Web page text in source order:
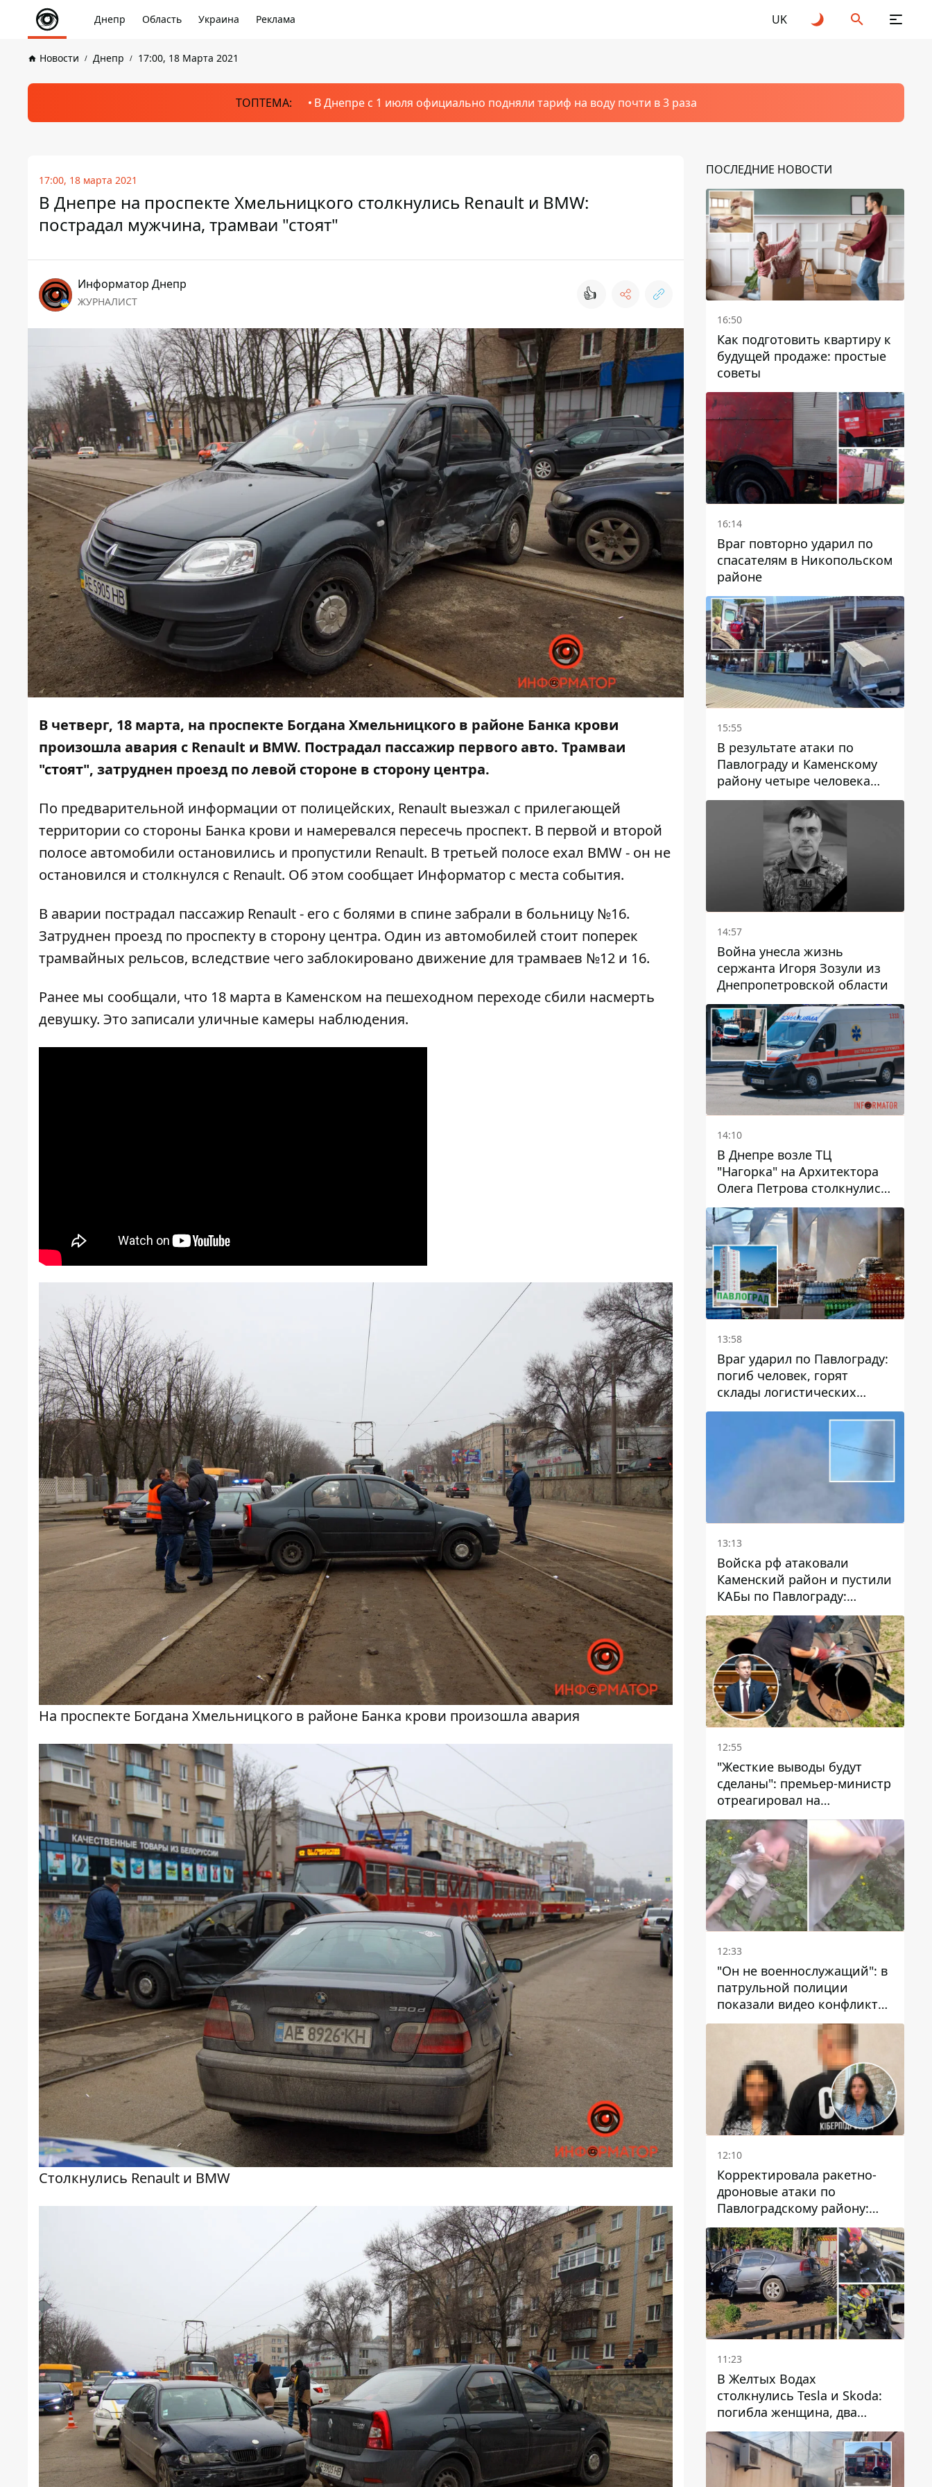
Днепр Область Украина Реклама UK
Новости Днепр 17:00, 18 Марта 2021
ТОПТЕМА: В Днепре с 1 июля официально подняли тариф на воду почти в 3 раза
17:00, 18 марта 2021
В Днепре на проспекте Хмельницкого столкнулись Renault и BMW:
пострадал мужчина, трамваи "стоят"
Информатор Днепр
ЖУРНАЛИСТ 👍
В четверг, 18 марта, на проспекте Богдана Хмельницкого в районе Банка крови
произошла авария с Renault и BMW. Пострадал пассажир первого авто. Трамваи
"стоят", затруднен проезд по левой стороне в сторону центра.
По предварительной информации от полицейских, Renault выезжал с прилегающей
территории со стороны Банка крови и намеревался пересечь проспект. В первой и второй
полосе автомобили остановились и пропустили Renault. В третьей полосе ехал BMW - он не
остановился и столкнулся с Renault. Об этом сообщает Информатор с места события.
В аварии пострадал пассажир Renault - его с болями в спине забрали в больницу №16.
Затруднен проезд по проспекту в сторону центра. Один из автомобилей стоит поперек
трамвайных рельсов, вследствие чего заблокировано движение для трамваев №12 и 16.
Ранее мы сообщали, что 18 марта в Каменском на пешеходном переходе сбили насмерть
девушку. Это записали уличные камеры наблюдения.
На проспекте Богдана Хмельницкого в районе Банка крови произошла авария
Столкнулись Renault и BMW
ПОСЛЕДНИЕ НОВОСТИ
16:50
Как подготовить квартиру к
будущей продаже: простые
советы
16:14
Враг повторно ударил по
спасателям в Никопольском
районе
15:55
В результате атаки по
Павлограду и Каменскому
району четыре человека
погибли, семеро получили
ранения
14:57
Война унесла жизнь
сержанта Игоря Зозули из
Днепропетровской области
14:10
В Днепре возле ТЦ
"Нагорка" на Архитектора
Олега Петрова столкнулись
"скорая" и Toyota: трамваи
№5 задерживаются
13:58
Враг ударил по Павлограду:
погиб человек, горят
склады логистических
компаний и магазина
13:13
Войска рф атаковали
Каменский район и пустили
КАБы по Павлограду:
пострадал мужчина, в небо
поднимается столб дыма
12:55
"Жесткие выводы будут
сделаны": премьер-министр
отреагировал на
несколькодневное
отсутствие воды в Марганце
12:33
"Он не военнослужащий": в
патрульной полиции
показали видео конфликта
с мужчиной без ноги на
проспекте Поля в Днепре
12:10
Корректировала ракетно-
дроновые атаки по
Павлоградскому району:
задержали вражескую
агентку
11:23
В Желтых Водах
столкнулись Tesla и Skoda:
погибла женщина, два
человека пострадали